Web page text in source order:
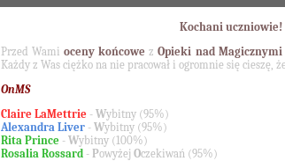
Kochani uczniowie!
Przed Wamioceny końcowe zOpieki nad
Każdy z Was ciężko na nie pracował i ogromnie się cieszę,
OnMS
Claire LaMettrie - Wybitny (95%)
Alexandra Liver - Wybitny (95%)
Rita Prince - Wybitny (100%)
Rosalia Rossard - Powyżej Oczekiwań (95%)